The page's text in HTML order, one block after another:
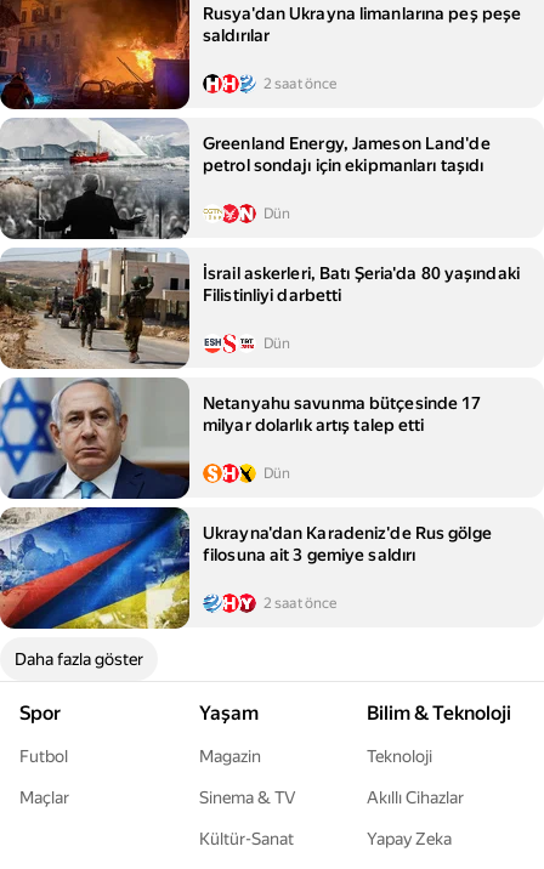
Rusya'dan Ukrayna limanlarına peş peşe
saldırılar
2 saat önce
Greenland Energy, Jameson Land'de
petrol sondajı için ekipmanları taşıdı
Dün
İsrail askerleri, Batı Şeria'da 80 yaşındaki
Filistinliyi darbetti
Dün
Netanyahu savunma bütçesinde 17
milyar dolarlık artış talep etti
Dün
Ukrayna'dan Karadeniz'de Rus gölge
filosuna ait 3 gemiye saldırı
2 saat önce
Daha fazla göster
Spor
Futbol
Maçlar
Yaşam
Magazin
Sinema & TV
Kültür-Sanat
Bilim & Teknoloji
Teknoloji
Akıllı Cihazlar
Yapay Zeka